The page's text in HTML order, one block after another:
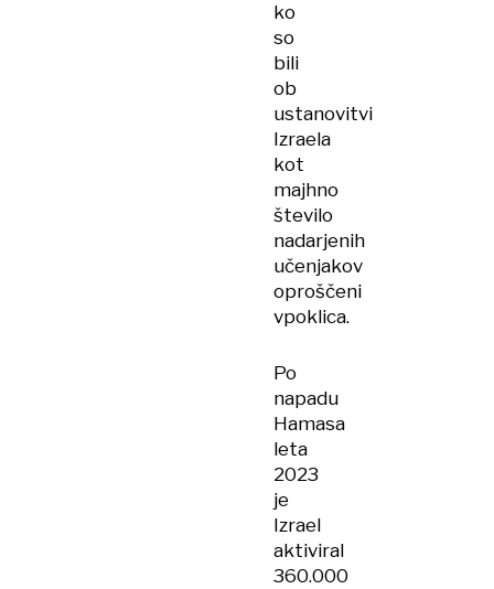
ko
so
bili
ob
ustanovitvi
Izraela
kot
majhno
število
nadarjenih
učenjakov
oproščeni
vpoklica.
Po
napadu
Hamasa
leta
2023
je
Izrael
aktiviral
360.000